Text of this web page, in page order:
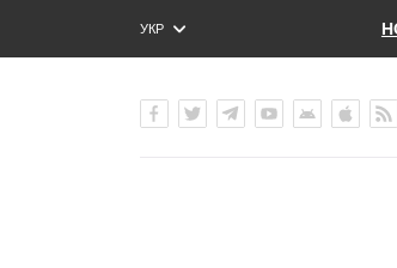
УКР
ENG